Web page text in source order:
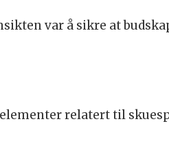
var å sikre at
relatert til